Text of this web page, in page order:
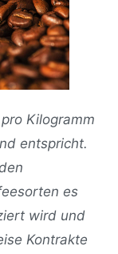
Kilogramm
entspricht.
es
wird und
Kontrakte